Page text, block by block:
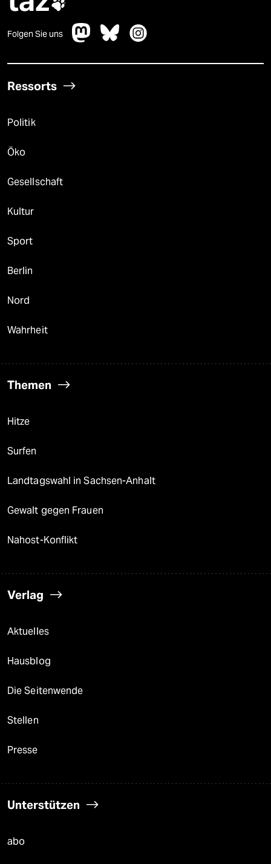
Folgen Sie uns
Ressorts
Politik
Öko
Gesellschaft
Kultur
Sport
Berlin
Nord
Wahrheit
Themen
Hitze
Surfen
Landtagswahl in Sachsen-Anhalt
Gewalt gegen Frauen
Nahost-Konflikt
Verlag
Aktuelles
Hausblog
Die Seitenwende
Stellen
Presse
Unterstützen
abo